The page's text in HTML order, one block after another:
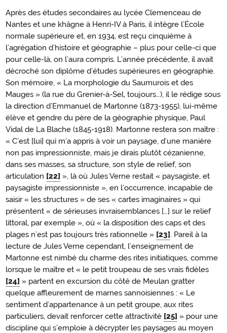
Après des études secondaires au lycée Clemenceau de
Nantes et une khâgne à Henri-IV à Paris, il intègre l’École
normale supérieure et, en 1934, est reçu cinquième à
l’agrégation d’histoire et géographie – plus pour celle-ci que
pour celle-là, on l’aura compris. L’année précédente, il avait
décroché son diplôme d’études supérieures en géographie.
Son mémoire, « La morphologie du Saumurois et des
Mauges » (la rue du Grenier-à-Sel, toujours…), il le rédige sous
la direction d’Emmanuel de Martonne (1873-1955), lui-même
élève et gendre du père de la géographie physique, Paul
Vidal de La Blache (1845-1918). Martonne restera son maître :
« C’est [lui] qui m’a appris à voir un paysage, d’une manière
non pas impressionniste, mais je dirais plutôt cézanienne,
dans ses masses, sa structure, son style de relief, son
articulation [22] », là où Jules Verne restait « paysagiste, et
paysagiste impressionniste », en l’occurrence, incapable de
saisir « les structures » de ses « cartes imaginaires » qui
présentent « de sérieuses invraisemblances […] sur le relief
littoral, par exemple », où « la disposition des caps et des
plages n’est pas toujours très rationnelle » [23]. Pareil à la
lecture de Jules Verne cependant, l’enseignement de
Martonne est nimbé du charme des rites initiatiques, comme
lorsque le maître et « le petit troupeau de ses vrais fidèles
[24] » partent en excursion du côté de Meulan gratter
quelque affleurement de marnes sannoisiennes : « Le
sentiment d’appartenance à un petit groupe, aux rites
particuliers, devait renforcer cette attractivité [25] » pour une
discipline qui s’emploie à décrypter les paysages au moyen